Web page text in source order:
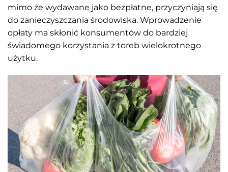
mimo że wydawane jako bezpłatne, przyczyniają się
do zanieczyszczania środowiska. Wprowadzenie
opłaty ma skłonić konsumentów do bardziej
świadomego korzystania z toreb wielokrotnego
użytku.